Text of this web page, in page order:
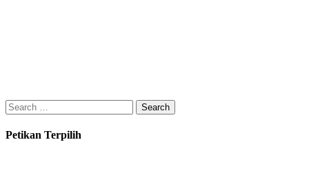
Search
for:
Petikan Terpilih